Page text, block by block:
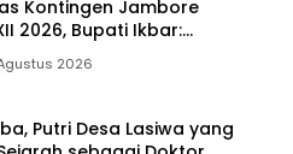
Kontingen Jambore
2026, Bupati Ikbar:
Generasi Muda
Disiplin dan Berprestasi
2026
Putri Desa Lasiwa yang